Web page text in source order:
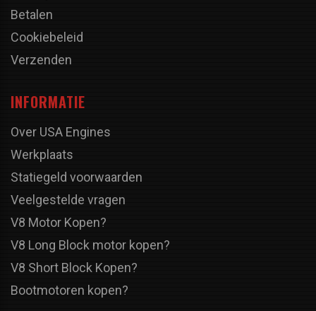
Betalen
Cookiebeleid
Verzenden
INFORMATIE
Over USA Engines
Werkplaats
Statiegeld voorwaarden
Veelgestelde vragen
V8 Motor Kopen?
V8 Long Block motor kopen?
V8 Short Block Kopen?
Bootmotoren kopen?